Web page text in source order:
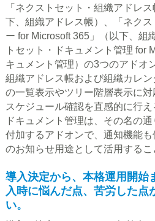
「ネクストセット・組織アドレ
下、組織アドレス帳）、「ネク
ー for Microsoft 365」（以下、組
トセット・ドキュメント管理 for
キュメント管理）の3つのアドオ
組織アドレス帳および組織カレ
の一覧表示やツリー階層表示に
スケジュール確認を直感的に行え
ドキュメント管理は、その名の
付加するアドオンで、通知機能
のお知らせ用途として活用するこ
導入決定から、本格運用開始
入時に悩んだ点、苦労した点
い。